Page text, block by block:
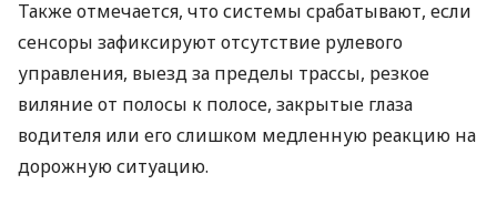
Также отмечается, что системы срабатывают, если
сенсоры зафиксируют отсутствие рулевого
управления, выезд за пределы трассы, резкое
виляние от полосы к полосе, закрытые глаза
водителя или его слишком медленную реакцию на
дорожную ситуацию.